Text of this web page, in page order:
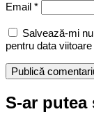
Email *
Salvează-mi
pentru data
S-ar putea